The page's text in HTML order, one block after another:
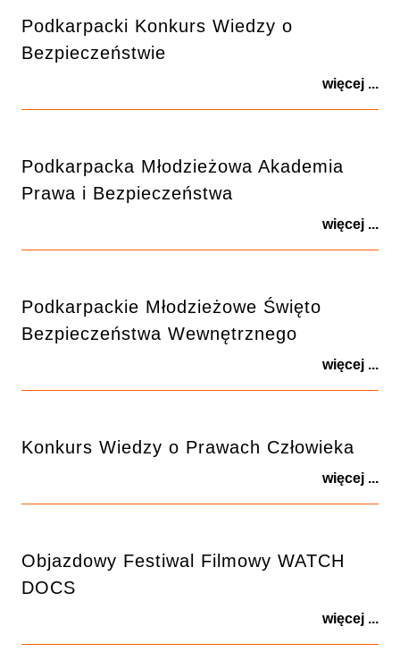
Podkarpacki Konkurs Wiedzy o
Bezpieczeństwie
więcej ...
Podkarpacka Młodzieżowa Akademia
Prawa i Bezpieczeństwa
więcej ...
Podkarpackie Młodzieżowe Święto
Bezpieczeństwa Wewnętrznego
więcej ...
Konkurs Wiedzy o Prawach Człowieka
więcej ...
Objazdowy Festiwal Filmowy WATCH
DOCS
więcej ...